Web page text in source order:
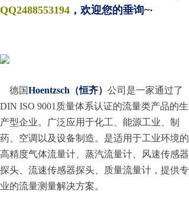
QQ2488553194 ，欢迎您的垂询~·
德国Hoentzsch（恒齐） 公司是一家通过了
DIN ISO 9001质量体系认证的流量类产品的生
产型企业。广泛应用于化工、能源工业、制
药、空调以及设备制造。是适用于工业环境的
高精度气体流量计、蒸汽流量计、风速传感器
探头、流速传感器探头、质量流量计，提供专
业的流量测量解决方案。